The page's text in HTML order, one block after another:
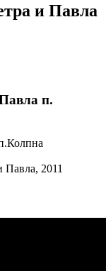
и Павла
п.
Павла, 2011